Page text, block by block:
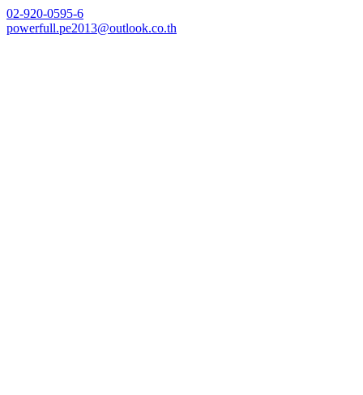
Skip
to
02-920-0595-6
powerfull.pe2013@outlook.co.th